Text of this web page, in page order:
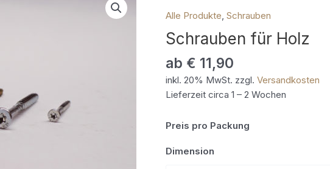
Alle Produkte Schrauben
Schrauben für Holz
ab € 11,90
inkl. 20% MwSt. zzgl. Versandkosten
Lieferzeit circa 1 – 2 Wochen
Preis pro Packung
Dimension
Menge